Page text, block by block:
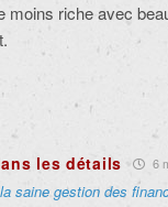
moins riche avec
les détails 6
la saine gestion des